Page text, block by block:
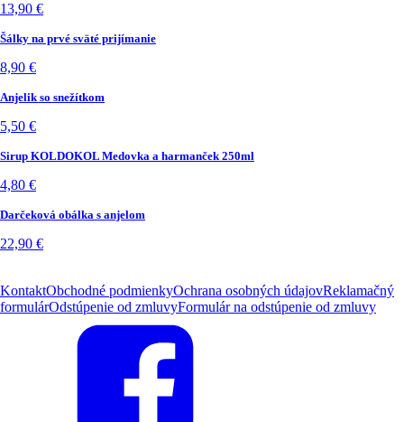
13,90 €
Šálky na prvé sväté prijímanie
8,90 €
Anjelik so snežítkom
5,50 €
Sirup KOLDOKOL Medovka a harmanček 250ml
4,80 €
Darčeková obálka s anjelom
22,90 €
KontaktObchodné podmienkyOchrana osobných údajovReklamačný
formulárOdstúpenie od zmluvyFormulár na odstúpenie od zmluvy